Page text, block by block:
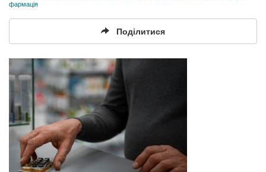
фармація
Поділитися